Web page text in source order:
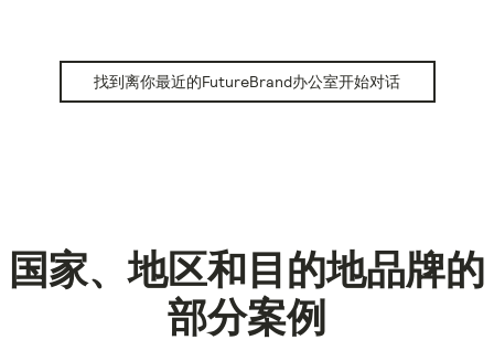
找到离你最近的FutureBrand办公室开始对话
国家、地区和目的地品牌的
部分案例